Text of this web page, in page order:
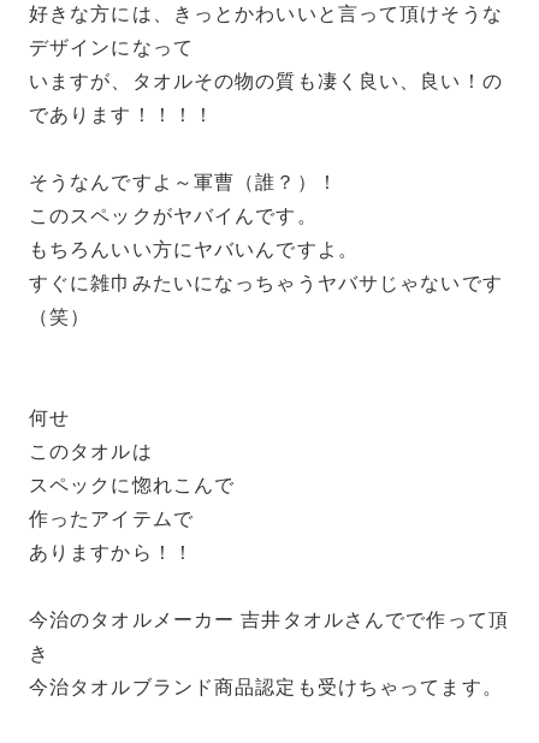
好きな方には、きっとかわいいと言って頂けそうな
デザインになって
いますが、タオルその物の質も凄く良い、良い！の
であります！！！！
そうなんですよ～軍曹（誰？）！
このスペックがヤバイんです。
もちろんいい方にヤバいんですよ。
すぐに雑巾みたいになっちゃうヤバサじゃないです
（笑）
何せ
このタオルは
スペックに惚れこんで
作ったアイテムで
ありますから！！
今治のタオルメーカー 吉井タオルさんでで作って頂
き
今治タオルブランド商品認定も受けちゃってます。